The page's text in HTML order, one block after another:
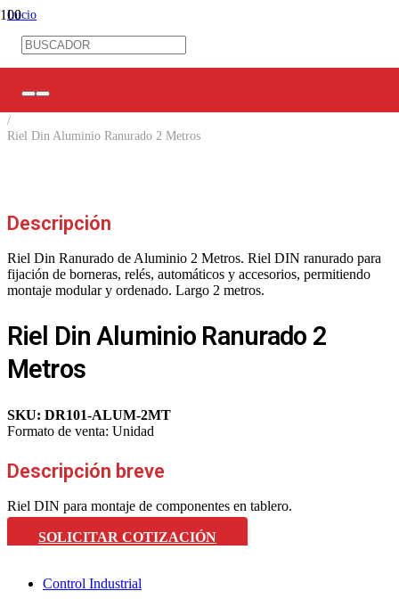
Inicio
Ferretería Eléctrica
/
Riel Din Aluminio Ranurado 2 Metros
Descripción
Riel Din Ranurado de Aluminio 2 Metros. Riel DIN ranurado para
fijación de borneras, relés, automáticos y accesorios, permitiendo
montaje modular y ordenado. Largo 2 metros.
Riel Din Aluminio Ranurado 2
Metros
SKU: DR101-ALUM-2MT
Formato de venta: Unidad
Descripción breve
Riel DIN para montaje de componentes en tablero.
SOLICITAR COTIZACIÓN
Control Industrial